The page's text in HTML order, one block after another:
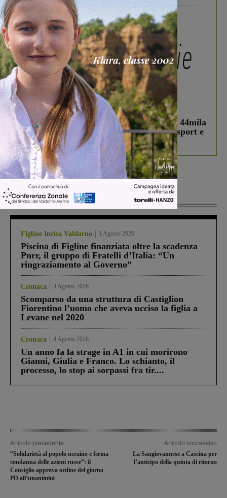
In vetrina 3 Agosto 2026
Estra Notizie agosto: Smart Cities, oltre 44mila
studenti coinvolti, torna il bando per lo sport e
debutta il podcast Estrair
Più lette
Figline Incisa Valdarno 1 Agosto 2026
Piscina di Figline finanziata oltre la scadenza
Pnrr, il gruppo di Fratelli d’Italia: “Un
ringraziamento al Governo”
Cronaca 3 Agosto 2026
Scomparso da una struttura di Castiglion
Fiorentino l’uomo che aveva ucciso la figlia a
Levane nel 2020
Cronaca 4 Agosto 2026
Un anno fa la strage in A1 in cui morirono
Gianni, Giulia e Franco. Lo schianto, il
processo, lo stop ai sorpassi fra tir....
Articolo precedente
“Solidarietà al popolo ucraino e ferma
condanna delle azioni russe”: il
Consiglio approva ordine del giorno
PD all’unanimità
Articolo successivo
La Sangiovannese a Cascina per
l’anticipo della quinta di ritorno